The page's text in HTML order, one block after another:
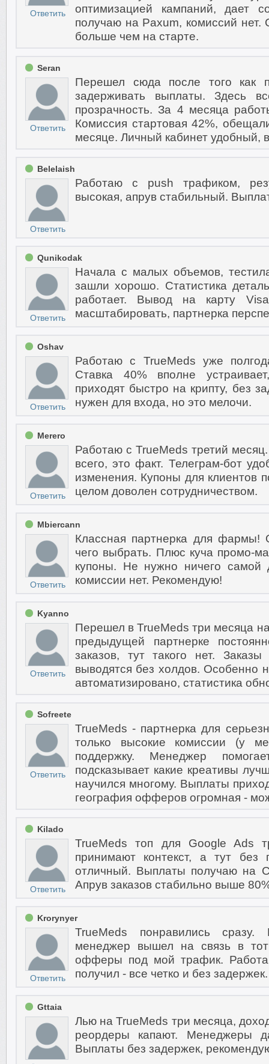
Ответить
оптимизацией кампаний, дает
получаю на Paxum, комиссий
больше чем на старте.
Seran
Ответить
Перешел сюда после того как
задерживать выплаты. Здесь
прозрачность. За 4 месяца
Комиссия стартовая 42%,
месяце. Личный кабинет удобный,
Belelaish
Ответить
Работаю с push трафиком,
высокая, апрув стабильный.
Qunikodak
Ответить
Начала с малых объемов,
зашли хорошо. Статистика
работает. Вывод на карту
масштабировать, партнерка
Oshav
Ответить
Работаю с TrueMeds уже
Ставка 40% вполне
приходят быстро на крипту, без
нужен для входа, но это мелочи.
Merero
Ответить
Работаю с TrueMeds третий
всего, это факт. Телеграм-бот
изменения. Купоны для клиентов
целом доволен сотрудничеством.
Mbiercann
Ответить
Классная партнерка для
чего выбрать. Плюс куча промо-
купоны. Не нужно ничего самой
комиссии нет. Рекомендую!
Kyanno
Ответить
Перешел в TrueMeds три месяца
предыдущей партнерке
заказов, тут такого нет.
выводятся без холдов. Особенно
автоматизировано, статистика
Sofreete
Ответить
TrueMeds - партнерка для
только высокие комиссии (у
поддержку. Менеджер
подсказывает какие креативы
научился многому. Выплаты
география офферов огромная -
Kilado
Ответить
TrueMeds топ для Google Ads
принимают контекст, а тут
отличный. Выплаты получаю на
Апрув заказов стабильно выше
Krorynyer
Ответить
TrueMeds понравились сразу.
менеджер вышел на связь в
офферы под мой трафик.
получил - все четко и без
Gttaia
Лью на TrueMeds три месяца,
реордеры капают. Менеджеры
Выплаты без задержек,